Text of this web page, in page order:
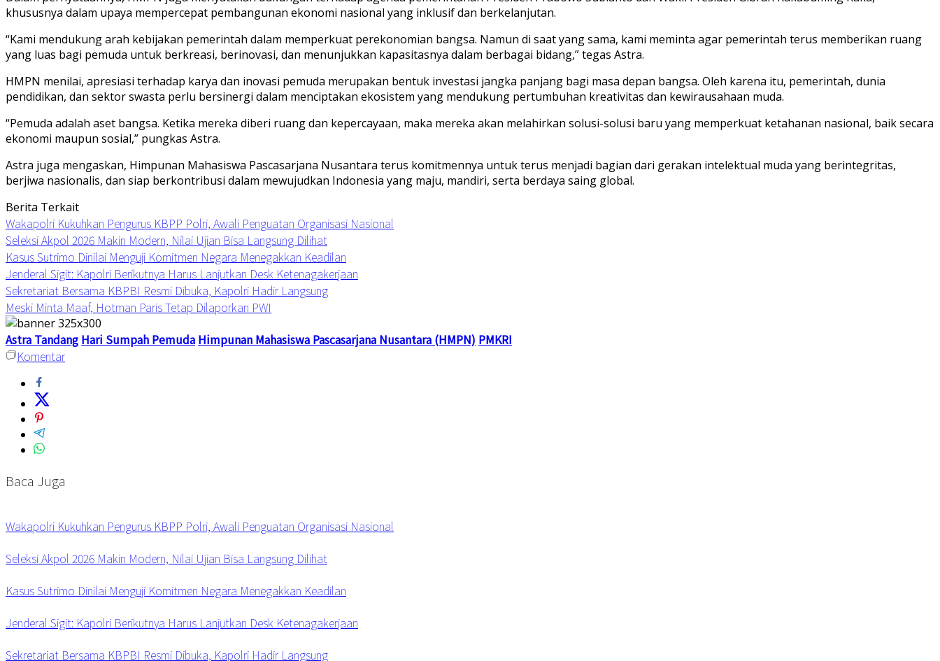
khususnya dalam upaya mempercepat pembangunan ekonomi nasional yang inklusif dan berkelanjutan.
“Kami mendukung arah kebijakan pemerintah dalam memperkuat perekonomian bangsa. Namun di saat yang sama, kami meminta agar pemerintah terus memberikan ruang
yang luas bagi pemuda untuk berkreasi, berinovasi, dan menunjukkan kapasitasnya dalam berbagai bidang,” tegas Astra.
HMPN menilai, apresiasi terhadap karya dan inovasi pemuda merupakan bentuk investasi jangka panjang bagi masa depan bangsa. Oleh karena itu, pemerintah, dunia
pendidikan, dan sektor swasta perlu bersinergi dalam menciptakan ekosistem yang mendukung pertumbuhan kreativitas dan kewirausahaan muda.
“Pemuda adalah aset bangsa. Ketika mereka diberi ruang dan kepercayaan, maka mereka akan melahirkan solusi-solusi baru yang memperkuat ketahanan nasional, baik secara
ekonomi maupun sosial,” pungkas Astra.
Astra juga mengaskan, Himpunan Mahasiswa Pascasarjana Nusantara terus komitmennya untuk terus menjadi bagian dari gerakan intelektual muda yang berintegritas,
berjiwa nasionalis, dan siap berkontribusi dalam mewujudkan Indonesia yang maju, mandiri, serta berdaya saing global.
Berita Terkait
Wakapolri Kukuhkan Pengurus KBPP Polri, Awali Penguatan Organisasi Nasional
Seleksi Akpol 2026 Makin Modern, Nilai Ujian Bisa Langsung Dilihat
Kasus Sutrimo Dinilai Menguji Komitmen Negara Menegakkan Keadilan
Jenderal Sigit: Kapolri Berikutnya Harus Lanjutkan Desk Ketenagakerjaan
Sekretariat Bersama KBPBI Resmi Dibuka, Kapolri Hadir Langsung
Meski Minta Maaf, Hotman Paris Tetap Dilaporkan PWI
Astra Tandang Hari Sumpah Pemuda Himpunan Mahasiswa Pascasarjana Nusantara (HMPN) PMKRI
Komentar
Baca Juga
Wakapolri Kukuhkan Pengurus KBPP Polri, Awali Penguatan Organisasi Nasional
Seleksi Akpol 2026 Makin Modern, Nilai Ujian Bisa Langsung Dilihat
Kasus Sutrimo Dinilai Menguji Komitmen Negara Menegakkan Keadilan
Jenderal Sigit: Kapolri Berikutnya Harus Lanjutkan Desk Ketenagakerjaan
Sekretariat Bersama KBPBI Resmi Dibuka, Kapolri Hadir Langsung